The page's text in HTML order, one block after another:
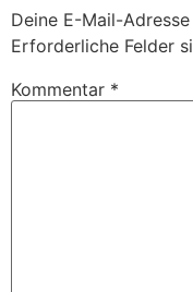
Deine E-Mail-
Erforderliche Felder
Kommentar *